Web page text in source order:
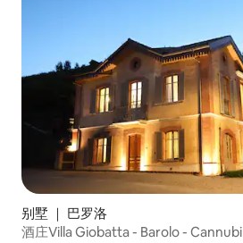
别墅 ｜ 巴罗洛
酒庄Villa Giobatta - Barolo - Cannubi